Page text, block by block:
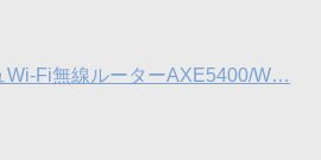
Wi-Fi無線ルーターAXE5400/W…